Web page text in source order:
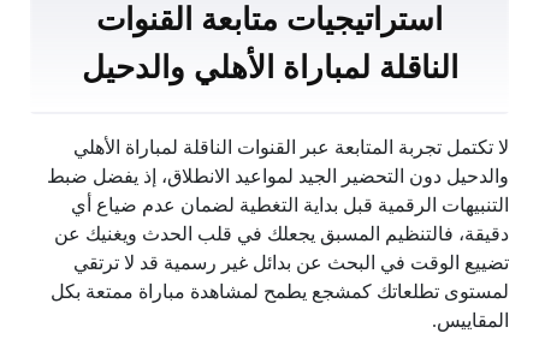
استراتيجيات متابعة القنوات
الناقلة لمباراة الأهلي والدحيل
لا تكتمل تجربة المتابعة عبر القنوات الناقلة لمباراة الأهلي
والدحيل دون التحضير الجيد لمواعيد الانطلاق، إذ يفضل ضبط
التنبيهات الرقمية قبل بداية التغطية لضمان عدم ضياع أي
دقيقة، فالتنظيم المسبق يجعلك في قلب الحدث ويغنيك عن
تضييع الوقت في البحث عن بدائل غير رسمية قد لا ترتقي
لمستوى تطلعاتك كمشجع يطمح لمشاهدة مباراة ممتعة بكل
المقاييس.